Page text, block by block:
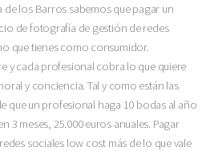
los Barros sabemos que pagar un
de fotografía de gestión de redes
que tienes como consumidor.
y cada profesional cobra lo que quiere
y conciencia. Tal y como están las
que un profesional haga 10 bodas al año
3 meses, 25.000 euros anuales. Pagar
sociales low cost más de lo que vale